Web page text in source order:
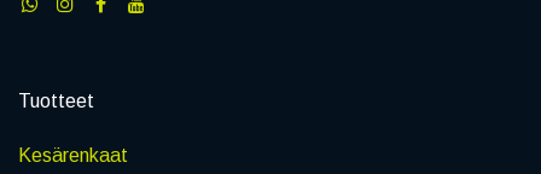
Tuotteet
Kesärenkaat